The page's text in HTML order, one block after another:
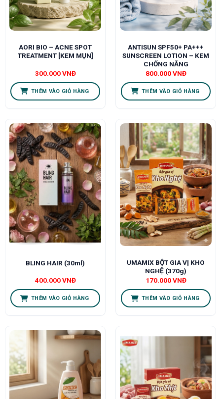
AORI BIO – ACNE SPOT
TREATMENT [KEM MỤN]
300.000VNĐ
THÊM VÀO GIỎ HÀNG
ANTISUN SPF50+ PA+++
SUNSCREEN LOTION – KEM
CHỐNG NẮNG
800.000VNĐ
THÊM VÀO GIỎ HÀNG
BLING HAIR (30ml)
400.000VNĐ
THÊM VÀO GIỎ HÀNG
UMAMIX BỘT GIA VỊ KHO
NGHỆ (370g)
170.000VNĐ
THÊM VÀO GIỎ HÀNG